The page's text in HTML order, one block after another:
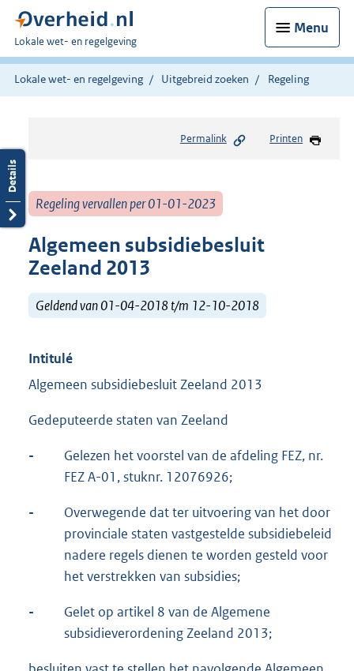
Menu
U
bent
hier:
Lokale wet- en regelgeving
Lokale wet- en regelgeving Uitgebreid zoeken Regeling
Permalink Printen
Regeling vervallen per 01-01-2023
Algemeen subsidiebesluit
Zeeland 2013
Geldend van 01-04-2018 t/m 12-10-2018
Intitulé
Algemeen subsidiebesluit Zeeland 2013
Gedeputeerde staten van Zeeland
-
Gelezen het voorstel van de afdeling FEZ, nr.
FEZ A-01, stuknr. 12076926;
-
Overwegende dat ter uitvoering van het door
provinciale staten vastgestelde subsidiebeleid
nadere regels dienen te worden gesteld voor
het verstrekken van subsidies;
-
Gelet op artikel 8 van de Algemene
subsidieverordening Zeeland 2013;